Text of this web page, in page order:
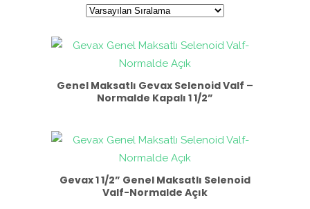
Genel Maksatlı Gevax Selenoid Valf –
Normalde Kapalı 1 1/2”
Gevax 1 1/2” Genel Maksatlı Selenoid
Valf-Normalde Açık